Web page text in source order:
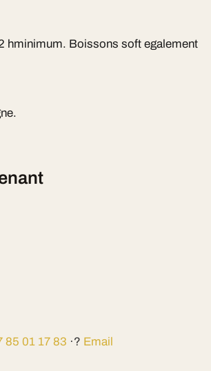
hminimum. Boissons soft egalement
85 01 17 83 ·? Email